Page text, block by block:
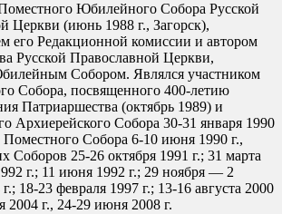
Юбилейного Собора Русской
Церкви (июнь 1988 г., Загорск),
его Редакционной комиссии и автором
Русской Православной Церкви,
Собором. Являлся участником
Собора, посвященного 400-летию
Патриаршества (октябрь 1989) и
Архиерейского Собора 30-31 января 1990
Поместного Собора 6-10 июня 1990 г.,
Соборов 25-26 октября 1991 г.; 31 марта
г.; 11 июня 1992 г.; 29 ноября — 2
18-23 февраля 1997 г.; 13-16 августа 2000
2004 г., 24-29 июня 2008 г.